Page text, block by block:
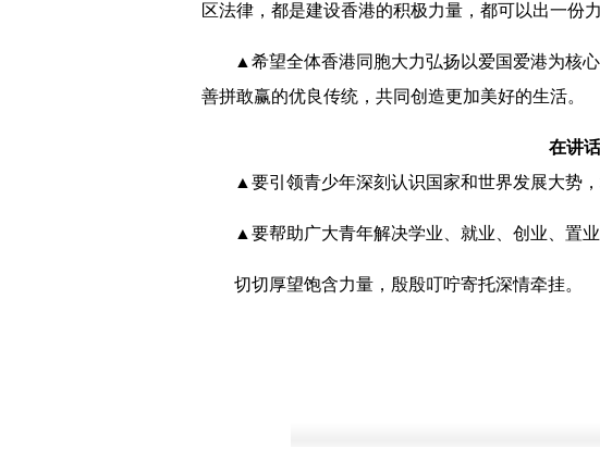
区法律，都是建设香港的积极力量，都可以出一份
▲希望全体香港同胞大力弘扬以爱国爱港为核
善拼敢赢的优良传统，共同创造更加美好的生活。
在讲
▲要引领青少年深刻认识国家和世界发展大势
▲要帮助广大青年解决学业、就业、创业、置
切切厚望饱含力量，殷殷叮咛寄托深情牵挂。